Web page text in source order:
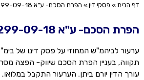
דף הבית » פסקי דין» הפרת הסכם- ע"א 18299-09-18
הפרת הסכם- ע"א 18299-09-18
ערעור לביהמ"ש המחוזי על פסק דינו של
תקווה, בעניין הפרת הסכם שיווק- הפצה
עורך הדין יורם ביתן. הערעור התקבל במלואו.